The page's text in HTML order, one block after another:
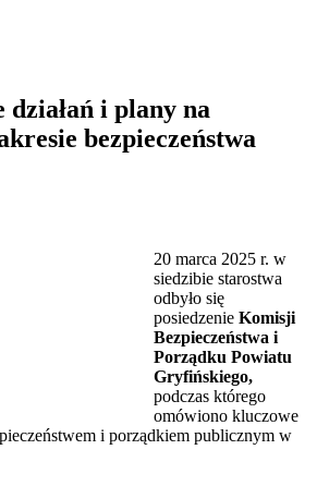
działań i plany na
bezpieczeństwa
20 marca 2025 r. w
siedzibie starostwa
odbyło się
posiedzenie Komisji
Bezpieczeństwa i
Porządku Powiatu
Gryfińskiego,
podczas którego
omówiono kluczowe
i porządkiem publicznym w